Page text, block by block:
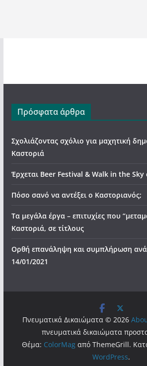
Πρόσφατα άρθρα
Σχολιάζοντας σχόλιο για μαχητική
Καστοριά
Έρχεται Beer Festival & Walk in the Sky
Πόσο σανό να αντέξει ο Καστοριανός;
Τα μεγάλα έργα – επιτυχίες που
Καστοριά, σε τίτλους
Ορθή επανάληψη και συμπλήρωση
14/01/2021
Πνευματικά Δικαιώματα © 2026
πνευματικά δικαιώματα
Θέμα: ColorMagαπό ThemeGrill.
WordPress.